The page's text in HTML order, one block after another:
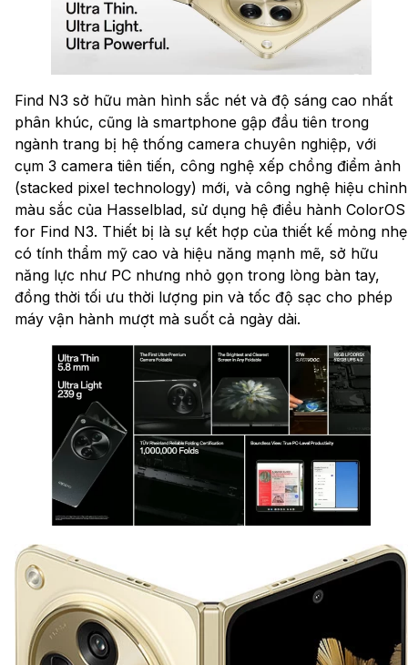
Find N3 sở hữu màn hình sắc nét và độ sáng cao nhất
phân khúc, cũng là smartphone gập đầu tiên trong
ngành trang bị hệ thống camera chuyên nghiệp, với
cụm 3 camera tiên tiến, công nghệ xếp chồng điểm ảnh
(stacked pixel technology) mới, và công nghệ hiệu chỉnh
màu sắc của Hasselblad, sử dụng hệ điều hành ColorOS
for Find N3. Thiết bị là sự kết hợp của thiết kế mỏng nhẹ
có tính thẩm mỹ cao và hiệu năng mạnh mẽ, sở hữu
năng lực như PC nhưng nhỏ gọn trong lòng bàn tay,
đồng thời tối ưu thời lượng pin và tốc độ sạc cho phép
máy vận hành mượt mà suốt cả ngày dài.